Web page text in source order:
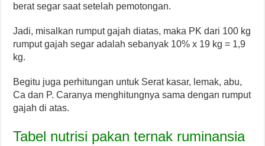
berat segar saat setelah pemotongan.
Jadi, misalkan rumput gajah diatas, maka PK dari 100 kg
rumput gajah segar adalah sebanyak 10% x 19 kg = 1,9
kg.
Begitu juga perhitungan untuk Serat kasar, lemak, abu,
Ca dan P. Caranya menghitungnya sama dengan rumput
gajah di atas.
Tabel nutrisi pakan ternak ruminansia